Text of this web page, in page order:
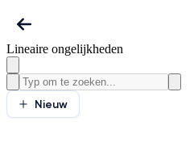
Lineaire ongelijkheden
Nieuw